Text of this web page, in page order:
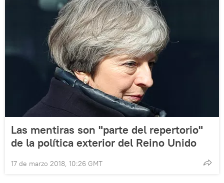
Las mentiras son "parte del repertorio"
de la política exterior del Reino Unido
17 de marzo 2018, 10:26 GMT